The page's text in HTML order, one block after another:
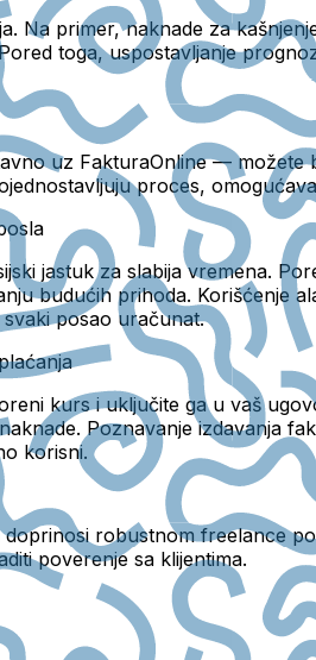
Na primer, naknade za
toga, uspostavljanje
uz FakturaOnline —
proces,
jastuk za slabija vremena.
budućih prihoda. Korišćenje
posao uračunat.
kurs i uključite ga u vaš
Poznavanje izdavanja
korisni.
robustnom freelance
poverenje sa klijentima.